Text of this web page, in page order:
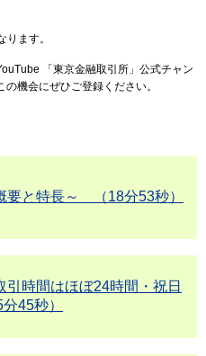
ます。
「東京金融取引所」公式チャン
機会にぜひご登録ください。
要と特長～ （18分53秒）
引時間はほぼ24時間・祝日
45秒）